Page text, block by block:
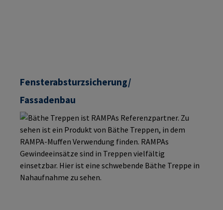
Fensterabsturzsicherung/
Fassadenbau